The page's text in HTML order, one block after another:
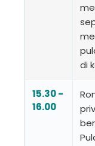
di
15.30 -
16.00